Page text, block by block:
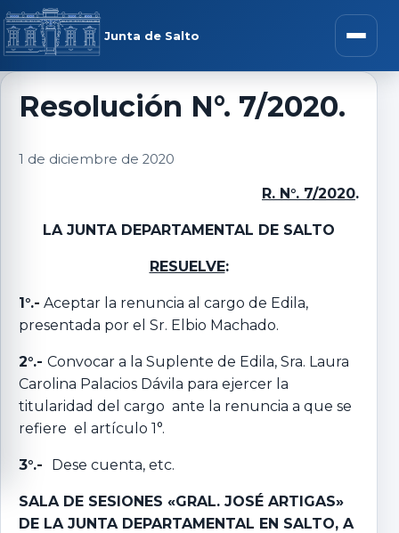
Saltar al contenido
Junta de Salto Abrir
menú
Resolución N°. 7/2020.
1 de diciembre de 2020
R. N°. 7/2020.
LA JUNTA DEPARTAMENTAL DE SALTO
RESUELVE:
1°.- Aceptar la renuncia al cargo de Edila,
presentada por el Sr. Elbio Machado.
2°.- Convocar a la Suplente de Edila, Sra. Laura
Carolina Palacios Dávila para ejercer la
titularidad del cargo ante la renuncia a que se
refiere el artículo 1°.
3°.- Dese cuenta, etc.
SALA DE SESIONES «GRAL. JOSÉ ARTIGAS»
DE LA JUNTA DEPARTAMENTAL EN SALTO, A